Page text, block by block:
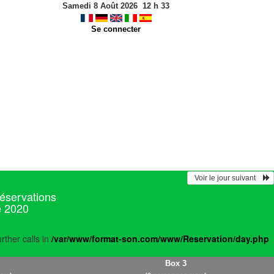
Samedi 8 Août 2026 12 h 33
Se connecter
  Voir le jour suivant
2020
calls in /var/www/format-son.com/www/Reservation/day.php
Box 3